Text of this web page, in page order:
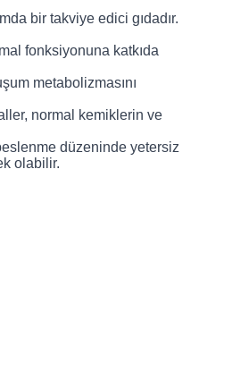
bir takviye edici gıdadır.
fonksiyonuna katkıda
metabolizmasını
normal kemiklerin ve
düzeninde yetersiz
olabilir.